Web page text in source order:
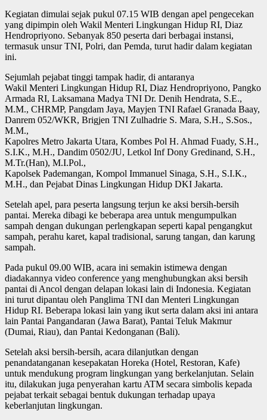
Kegiatan dimulai sejak pukul 07.15 WIB dengan apel pengecekan
yang dipimpin oleh Wakil Menteri Lingkungan Hidup RI, Diaz
Hendropriyono. Sebanyak 850 peserta dari berbagai instansi,
termasuk unsur TNI, Polri, dan Pemda, turut hadir dalam kegiatan
ini.
Sejumlah pejabat tinggi tampak hadir, di antaranya
Wakil Menteri Lingkungan Hidup RI, Diaz Hendropriyono, Pangko
Armada RI, Laksamana Madya TNI Dr. Denih Hendrata, S.E.,
M.M., CHRMP, Pangdam Jaya, Mayjen TNI Rafael Granada Baay,
Danrem 052/WKR, Brigjen TNI Zulhadrie S. Mara, S.H., S.Sos.,
M.M.,
Kapolres Metro Jakarta Utara, Kombes Pol H. Ahmad Fuady, S.H.,
S.I.K., M.H., Dandim 0502/JU, Letkol Inf Dony Gredinand, S.H.,
M.Tr.(Han), M.I.Pol.,
Kapolsek Pademangan, Kompol Immanuel Sinaga, S.H., S.I.K.,
M.H., dan Pejabat Dinas Lingkungan Hidup DKI Jakarta.
Setelah apel, para peserta langsung terjun ke aksi bersih-bersih
pantai. Mereka dibagi ke beberapa area untuk mengumpulkan
sampah dengan dukungan perlengkapan seperti kapal pengangkut
sampah, perahu karet, kapal tradisional, sarung tangan, dan karung
sampah.
Pada pukul 09.00 WIB, acara ini semakin istimewa dengan
diadakannya video conference yang menghubungkan aksi bersih
pantai di Ancol dengan delapan lokasi lain di Indonesia. Kegiatan
ini turut dipantau oleh Panglima TNI dan Menteri Lingkungan
Hidup RI. Beberapa lokasi lain yang ikut serta dalam aksi ini antara
lain Pantai Pangandaran (Jawa Barat), Pantai Teluk Makmur
(Dumai, Riau), dan Pantai Kedonganan (Bali).
Setelah aksi bersih-bersih, acara dilanjutkan dengan
penandatanganan kesepakatan Horeka (Hotel, Restoran, Kafe)
untuk mendukung program lingkungan yang berkelanjutan. Selain
itu, dilakukan juga penyerahan kartu ATM secara simbolis kepada
pejabat terkait sebagai bentuk dukungan terhadap upaya
keberlanjutan lingkungan.